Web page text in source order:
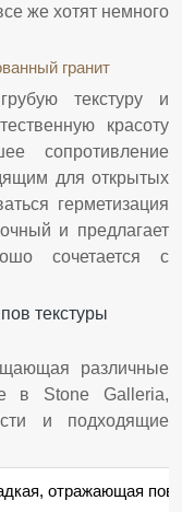
же хотят немного
гранит
текстуру и
красоту
сопротивление
для открытых
герметизация
и предлагает
сочетается с
текстуры
различные
в Stone Galleria,
и подходящие
отражающая